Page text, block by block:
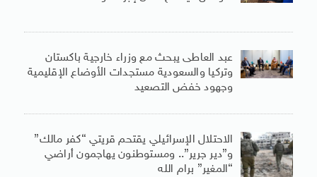
عبد العاطى يبحث مع وزراء خارجية باكستان
وتركيا والسعودية مستجدات الأوضاع الإقليمية
وجهود خفض التصعيد
الاحتلال الإسرائيلي يقتحم قريتي “كفر مالك”
و”دير جرير”.. ومستوطنون يهاجمون أراضي
“المغير” برام الله